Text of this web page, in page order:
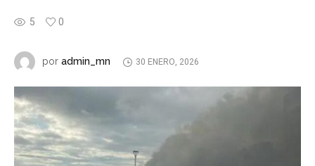
5 0
por admin_mn 30 ENERO, 2026